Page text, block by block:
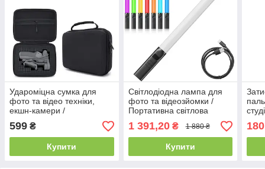
Удароміцна сумка для
фото та відео техніки,
екшн-камери /
Універсальний кейс
органайзер 33х23х7 см
599 ₴
Купити
Світлодіодна лампа для
фото та відеозйомки /
Портативна світлова
паличка Ulanzi VL119
1 391,20₴ 1 880 ₴
Купити
180